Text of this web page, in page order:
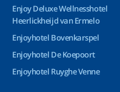
Enjoy Deluxe Wellnesshotel
Heerlickheijd van Ermelo
Enjoyhotel Bovenkarspel
Enjoyhotel De Koepoort
Enjoyhotel Ruyghe Venne